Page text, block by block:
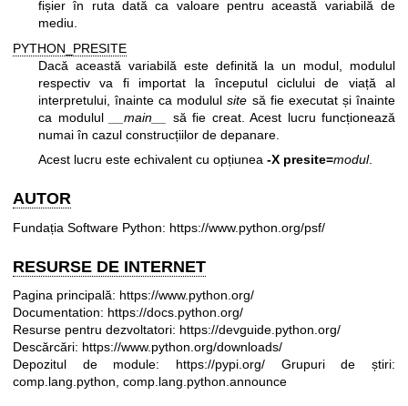
fișier în ruta dată ca valoare pentru această variabilă de
mediu.
PYTHON_PRESITE
Dacă această variabilă este definită la un modul, modulul
respectiv va fi importat la începutul ciclului de viață al
interpretului, înainte ca modululsite să fie executat și înainte
ca modulul
__main__
să fie creat. Acest lucru funcționează
numai în cazul construcțiilor de depanare.
Acest lucru este echivalent cu opțiunea -X presite=modul.
AUTOR
Fundația Software Python: https://www.python.org/psf/
RESURSE DE INTERNET
Pagina principală: https://www.python.org/
Documentation: https://docs.python.org/
Resurse pentru dezvoltatori: https://devguide.python.org/
Descărcări: https://www.python.org/downloads/
Depozitul de module: https://pypi.org/
Grupuri de știri:
comp.lang.python, comp.lang.python.announce